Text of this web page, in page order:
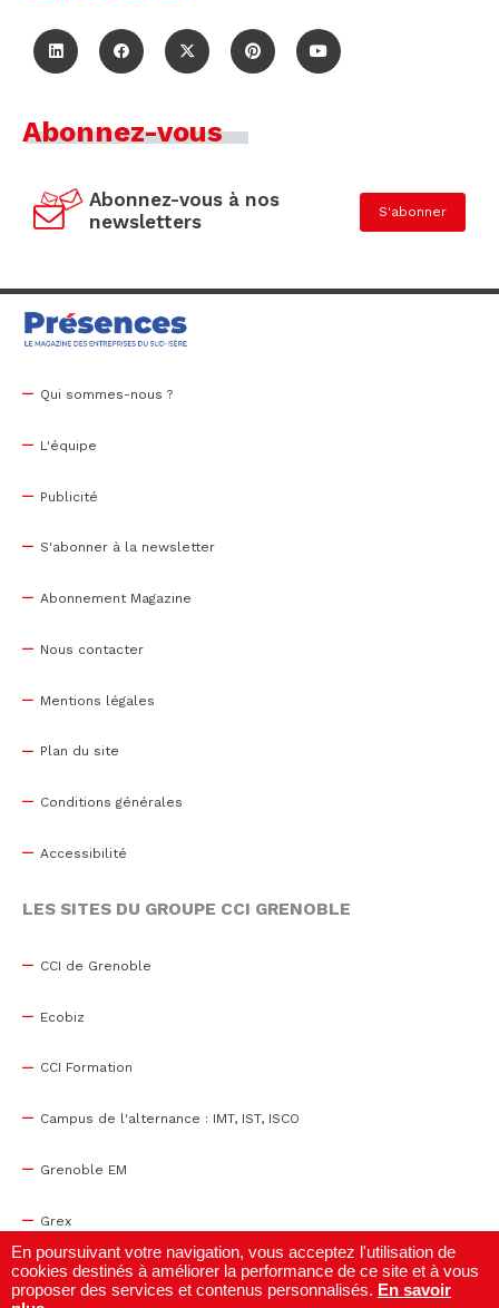
Abonnez-vous
Abonnez-vous à nos
newsletters
S'abonner
Qui sommes-nous ?
L'équipe
Publicité
S'abonner à la newsletter
Abonnement Magazine
Nous contacter
Mentions légales
Plan du site
Conditions générales
Accessibilité
LES SITES DU GROUPE CCI GRENOBLE
CCI de Grenoble
Ecobiz
CCI Formation
Campus de l'alternance : IMT, IST, ISCO
Grenoble EM
Grex
WTC Grenoble
En poursuivant votre navigation, vous acceptez l'utilisation de
cookies destinés à améliorer la performance de ce site et à vous
proposer des services et contenus personnalisés. En savoir